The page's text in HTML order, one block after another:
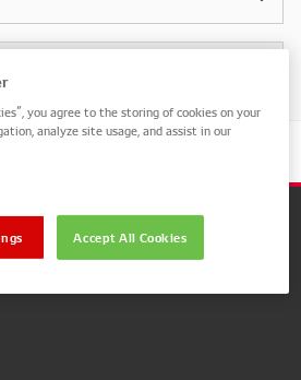
you agree to the storing of cookies on your
analyze site usage, and assist in our
Accept All Cookies